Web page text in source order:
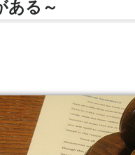
ある～